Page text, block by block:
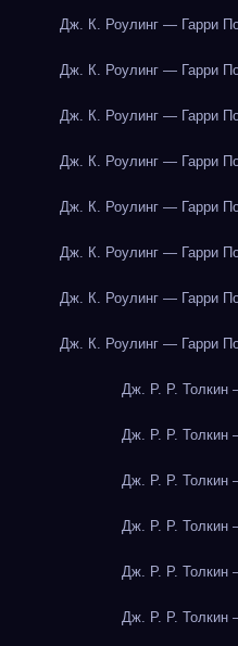
Дж. К. Роулинг — Гарри
Дж. К. Роулинг — Гарри
Дж. К. Роулинг — Гарри
Дж. К. Роулинг — Гарри
Дж. К. Роулинг — Гарри
Дж. К. Роулинг — Гарри
Дж. К. Роулинг — Гарри
Дж. К. Роулинг — Гарри
Дж. Р. Р. Толкин
Дж. Р. Р. Толкин
Дж. Р. Р. Толкин
Дж. Р. Р. Толкин
Дж. Р. Р. Толкин
Дж. Р. Р. Толкин